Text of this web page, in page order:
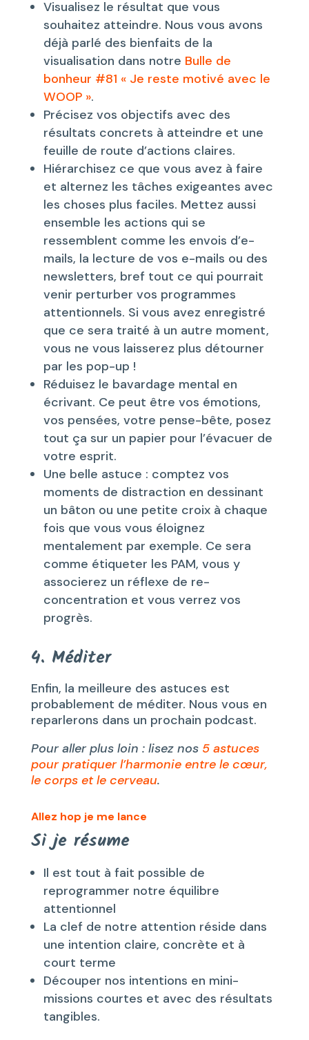
Visualisez le résultat que vous
souhaitez atteindre. Nous vous avons
déjà parlé des bienfaits de la
visualisation dans notre Bulle de
bonheur #81 « Je reste motivé avec le
WOOP ».
Précisez vos objectifs avec des
résultats concrets à atteindre et une
feuille de route d’actions claires.
Hiérarchisez ce que vous avez à faire
et alternez les tâches exigeantes avec
les choses plus faciles. Mettez aussi
ensemble les actions qui se
ressemblent comme les envois d’e-
mails, la lecture de vos e-mails ou des
newsletters, bref tout ce qui pourrait
venir perturber vos programmes
attentionnels. Si vous avez enregistré
que ce sera traité à un autre moment,
vous ne vous laisserez plus détourner
par les pop-up !
Réduisez le bavardage mental en
écrivant. Ce peut être vos émotions,
vos pensées, votre pense-bête, posez
tout ça sur un papier pour l’évacuer de
votre esprit.
Une belle astuce : comptez vos
moments de distraction en dessinant
un bâton ou une petite croix à chaque
fois que vous vous éloignez
mentalement par exemple. Ce sera
comme étiqueter les PAM, vous y
associerez un réflexe de re-
concentration et vous verrez vos
progrès.
4. Méditer
Enfin, la meilleure des astuces est
probablement de méditer. Nous vous en
reparlerons dans un prochain podcast.
Pour aller plus loin : lisez nos 5 astuces
pour pratiquer l’harmonie entre le cœur,
le corps et le cerveau.
Allez hop je me lance
Si je résume
Il est tout à fait possible de
reprogrammer notre équilibre
attentionnel
La clef de notre attention réside dans
une intention claire, concrète et à
court terme
Découper nos intentions en mini-
missions courtes et avec des résultats
tangibles.